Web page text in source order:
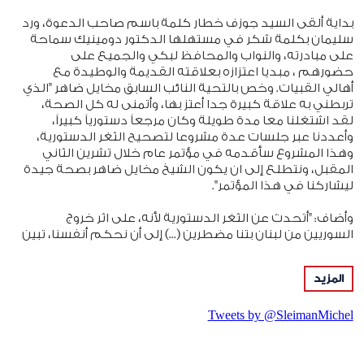
بداية ألقى السيد جوزف خطار كلمة باسم صاحب الدعوة، ورد
سليمان بكلمة شكر في مستهلها الدكتور دومينيك سماحة
على مبادرته، والنواب والمحافظ لبكي والجميع على
حضورهم ، مبديا اعتزازه بعلاقته القديمة والوطيدة مع
أهالي القبيات. وخص بالتحية النائب السابق مخايل ضاهر "الذي
تربطني به علاقة كبيرة جدا أعتز بها، وأتمنى له كل الصحة،
لقد اشتغلنا معا مدة طويلة وكان مرجعاً دستورياً كبيراً،
وأعددنا عبر جلسات عدة مشروعا لتصحيح الثغر الدستورية،
وهذا المشروع سأقدمه في مؤتمر عام خلال تشرين الثاني
المقبل، ونتطلع إلى ان يكون الشيخ مخايل ضاهر بصحة جيدة
ليشاركنا في هذا المؤتمر".
وأضاف: "أتحدث عن الثغر الدستورية لأنه، على اثر خروج
السوريين من لبنان بتنا مضطرين (...) إلى أن نحكم أنفسنا، تبين
حكومة في الوقت المحدد، ولا نستطيع أيضا أن ننتخب
مجلساً نيابياً في الوقت المحدد، وهكذا بالنسبة إلى البلديات.
يعني أن هناك ثغراً. الطائف عظيم، لكن هناك ثغراً في
المزيد
Tweets by @SleimanMichel